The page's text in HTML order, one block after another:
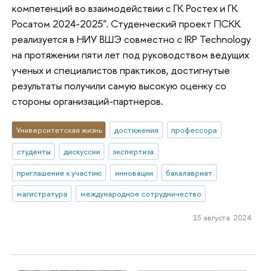
компетенций во взаимодействии с ГК Ростех и ГК
Росатом 2024-2025". Студенческий проект ПСКК
реализуется в НИУ ВШЭ совместно с IRP Technology
на протяжении пяти лет под руководством ведущих
ученых и специалистов практиков, достигнутые
результаты получили самую высокую оценку со
стороны организаций-партнеров.
Университетская жизнь достижения
профессора
студенты
дискуссии
экспертиза
приглашение к участию
инновации
бакалавриат
магистратура
международное сотрудничество
15 августа 2024